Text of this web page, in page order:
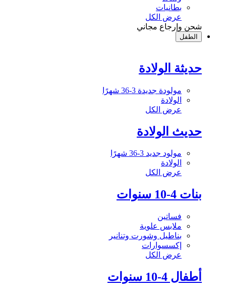
بطانيات
عرض الكل
شحن وإرجاع مجاني
الطفل
حديثة الولادة
مولودة جديدة 3-36 شهرًا
الولادة
عرض الكل
حديث الولادة
مولود جديد 3-36 شهرًا
الولادة
عرض الكل
بنات 4-10 سنوات
فساتين
ملابس علوية
بناطيل وشورت وتنانير
إكسسوارات
عرض الكل
أطفال 4-10 سنوات